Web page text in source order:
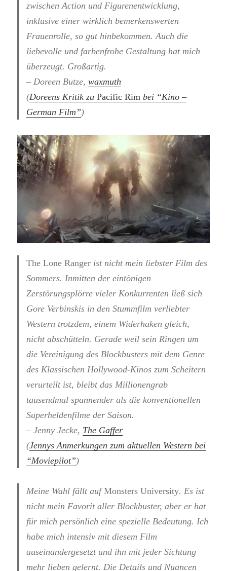
zwischen Action und Figurenentwicklung,
inklusive einer wirklich bemerkenswerten
Frauenrolle, so gut hinbekommen. Auch die
liebevolle und farbenfrohe Gestaltung hat mich
überzeugt. Großartig.
– Doreen Butze,waxmuth
(Doreens Kritik zuPacific Rim bei “Kino –
German Film”)
The Lone Ranger ist nicht mein liebster Film des
Sommers. Inmitten der eintönigen
Zerstörungsplörre vieler Konkurrenten ließ sich
Gore Verbinskis in den Stummfilm verliebter
Western trotzdem, einem Widerhaken gleich,
nicht abschütteln. Gerade weil sein Ringen um
die Vereinigung des Blockbusters mit dem Genre
des Klassischen Hollywood-Kinos zum Scheitern
verurteilt ist, bleibt das Millionengrab
tausendmal spannender als die konventionellen
Superheldenfilme der Saison.
– Jenny Jecke, The Gaffer
(Jennys Anmerkungen zum aktuellen Western bei
“Moviepilot”)
Meine Wahl fällt aufMonsters University. Es ist
nicht mein Favorit aller Blockbuster, aber er hat
für mich persönlich eine spezielle Bedeutung. Ich
habe mich intensiv mit diesem Film
auseinandergesetzt und ihn mit jeder Sichtung
mehr lieben gelernt. Die Details und Nuancen